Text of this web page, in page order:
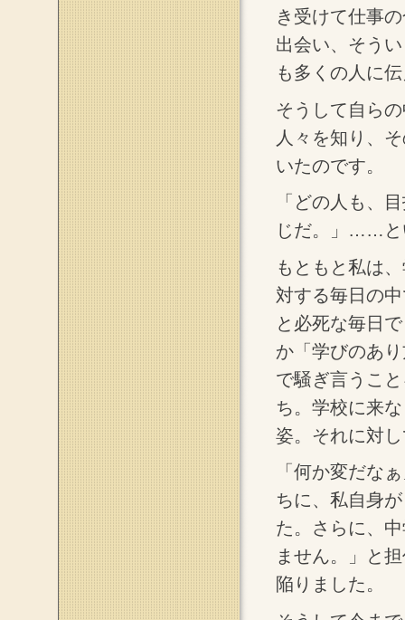
き受けて仕事
出会い、そう
も多くの人に
そうして自ら
人々を知り、
いたのです。
「どの人も、
じだ。」……と
もともと私は
対する毎日の
と必死な毎日
か「学びのあ
で騒ぎ言うこ
ち。学校に来
姿。それに対
「何か変だな
ちに、私自身
た。さらに、
ません。」と
陥りました。